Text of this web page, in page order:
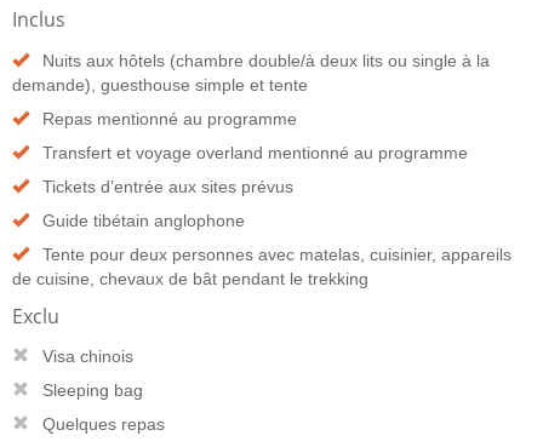
Inclus
Nuits aux hôtels (chambre double/à deux lits ou single à la
demande), guesthouse simple et tente
Repas mentionné au programme
Transfert et voyage overland mentionné au programme
Tickets d’entrée aux sites prévus
Guide tibétain anglophone
Tente pour deux personnes avec matelas, cuisinier, appareils
de cuisine, chevaux de bât pendant le trekking
Exclu
Visa chinois
Sleeping bag
Quelques repas